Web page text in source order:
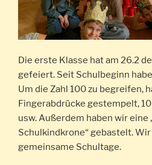
Die erste Klasse hat am 26.2
gefeiert. Seit Schulbeginn
Um die Zahl 100 zu begreifen,
Fingerabdrücke gestempelt,
usw. Außerdem haben wir eine
Schulkindkrone“ gebastelt.
gemeinsame Schultage.